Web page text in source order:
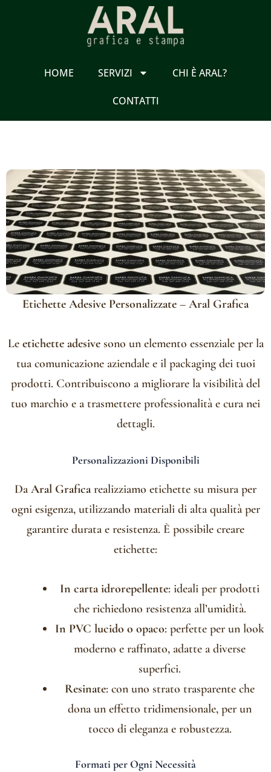
HOME SERVIZI CHI È ARAL?
CONTATTI
Etichette Adesive Personalizzate – Aral Grafica
Le etichette adesivesono un elemento essenziale per la
tua comunicazione aziendale e il packaging dei tuoi
prodotti. Contribuiscono a migliorare la visibilità del
tuo marchio e a trasmettere professionalità e cura nei
dettagli.
Personalizzazioni Disponibili
Da Aral Graficarealizziamo etichette su misura per
ogni esigenza, utilizzando materiali di alta qualità per
garantire durata e resistenza. È possibile creare
etichette:
In carta idrorepellente: ideali per prodotti
che richiedono resistenza all’umidità.
In PVC lucido o opaco: perfette per un look
moderno e raffinato, adatte a diverse
superfici.
Resinate: con uno strato trasparente che
dona un effetto tridimensionale, per un
tocco di eleganza e robustezza.
Formati per Ogni Necessità